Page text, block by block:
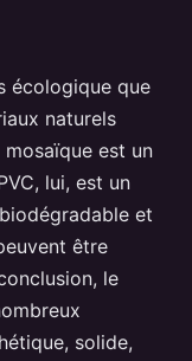
écologique que
naturels
est un
lui, est un
et
être
le
solide,